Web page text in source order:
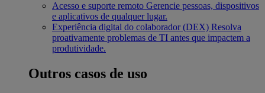
Acesso e suporte remoto Gerencie pessoas, dispositivos
e aplicativos de qualquer lugar.
Experiência digital do colaborador (DEX) Resolva
proativamente problemas de TI antes que impactem a
produtividade.
Outros casos de uso